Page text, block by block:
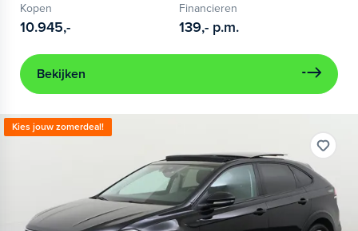
Kopen
10.945,-
Financieren
139,- p.m.
Bekijken
Kies jouw zomerdeal!